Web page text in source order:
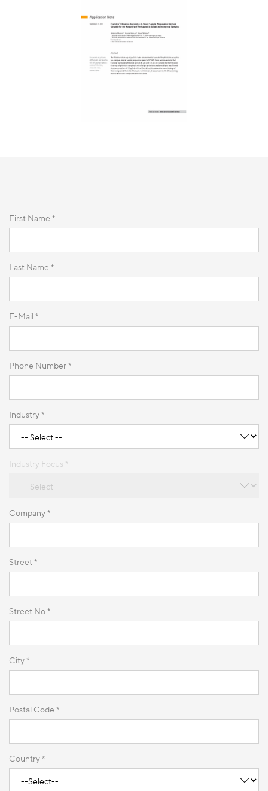
First Name *
Last Name *
E-Mail *
Phone Number *
Industry *
Industry Focus *
Company *
Street *
Street No *
City *
Postal Code *
Country *